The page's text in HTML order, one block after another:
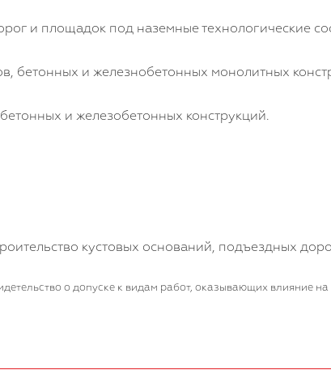
и площадок под наземные технологические
бетонных и железнобетонных монолитных
и железобетонных конструкций.
кустовых оснований, подъездных
о допуске к видам работ, оказывающих влияние на